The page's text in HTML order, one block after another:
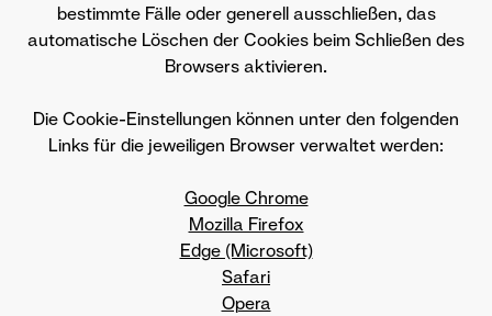
bestimmte Fälle oder generell ausschließen, das
automatische Löschen der Cookies beim Schließen des
Browsers aktivieren.
Die Cookie-Einstellungen können unter den folgenden
Links für die jeweiligen Browser verwaltet werden:
Google Chrome
Mozilla Firefox
Edge (Microsoft)
Safari
Opera